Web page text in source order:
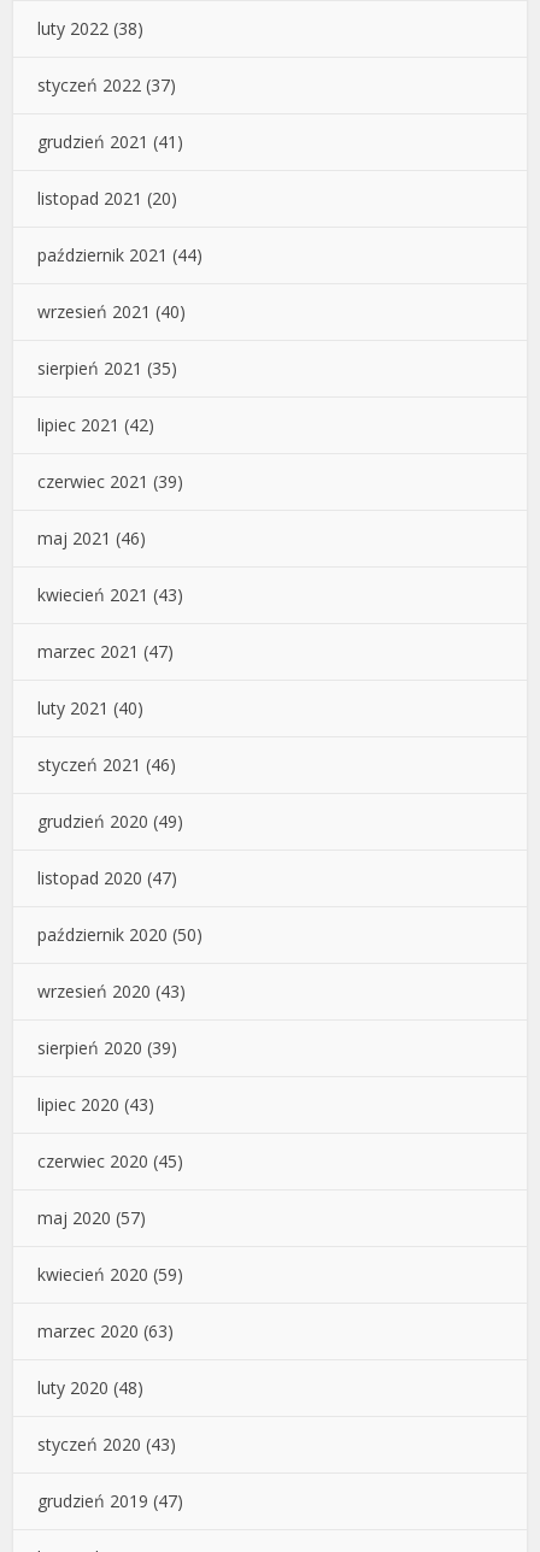
luty 2022 (38)
styczeń 2022 (37)
grudzień 2021 (41)
listopad 2021 (20)
październik 2021 (44)
wrzesień 2021 (40)
sierpień 2021 (35)
lipiec 2021 (42)
czerwiec 2021 (39)
maj 2021 (46)
kwiecień 2021 (43)
marzec 2021 (47)
luty 2021 (40)
styczeń 2021 (46)
grudzień 2020 (49)
listopad 2020 (47)
październik 2020 (50)
wrzesień 2020 (43)
sierpień 2020 (39)
lipiec 2020 (43)
czerwiec 2020 (45)
maj 2020 (57)
kwiecień 2020 (59)
marzec 2020 (63)
luty 2020 (48)
styczeń 2020 (43)
grudzień 2019 (47)